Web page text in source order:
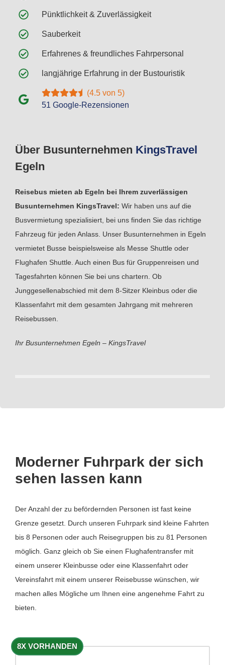
Über Busunternehmen KingsTravel
Egeln
Reisebus mieten ab Egeln bei Ihrem zuverlässigen
Busunternehmen KingsTravel: Wir haben uns auf die
Busvermietung spezialisiert, bei uns finden Sie das richtige
Fahrzeug für jeden Anlass. Unser Busunternehmen in Egeln
vermietet Busse beispielsweise als Messe Shuttle oder
Flughafen Shuttle. Auch einen Bus für Gruppenreisen und
Tagesfahrten können Sie bei uns chartern. Ob
Junggesellenabschied mit dem 8-Sitzer Kleinbus oder die
Klassenfahrt mit dem gesamten Jahrgang mit mehreren
Reisebussen.
Ihr Busunternehmen Egeln – KingsTravel
Pünktlichkeit & Zuverlässigkeit
Sauberkeit
Erfahrenes & freundliches Fahrpersonal
langjährige Erfahrung in der Bustouristik
(4.5 von 5)
51 Google-Rezensionen
Moderner Fuhrpark der sich
sehen lassen kann
Der Anzahl der zu befördernden Personen ist fast keine
Grenze gesetzt. Durch unseren Fuhrpark sind kleine Fahrten
bis 8 Personen oder auch Reisegruppen bis zu 81 Personen
möglich. Ganz gleich ob Sie einen Flughafentransfer mit
einem unserer Kleinbusse oder eine Klassenfahrt oder
Vereinsfahrt mit einem unserer Reisebusse wünschen, wir
machen alles Mögliche um Ihnen eine angenehme Fahrt zu
bieten.
8X VORHANDEN